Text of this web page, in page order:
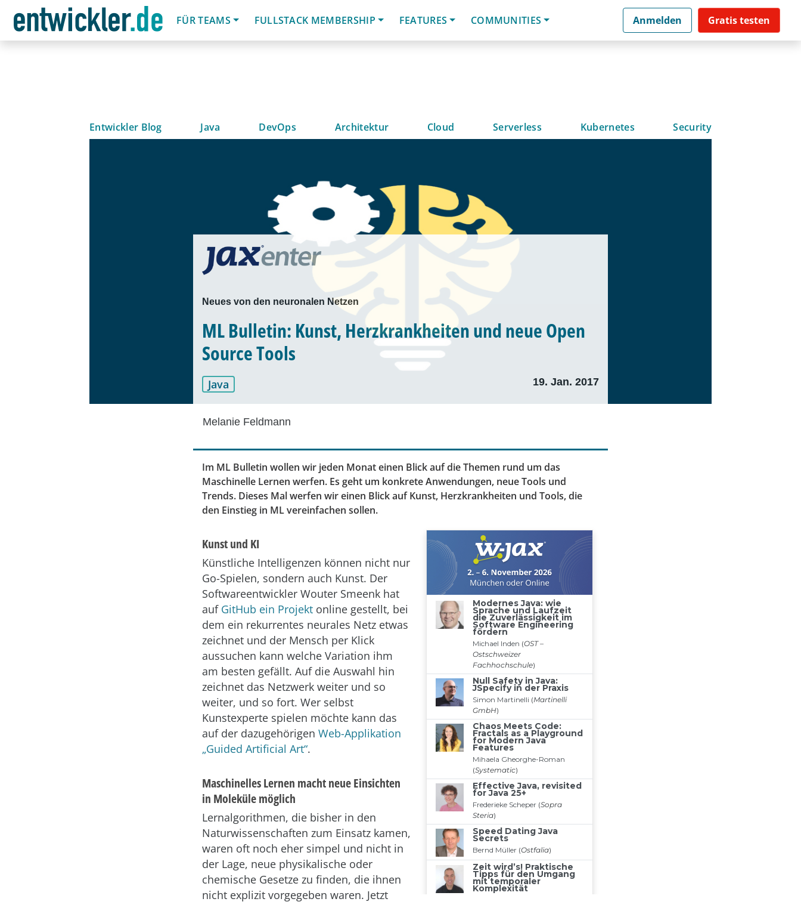
FÜR TEAMS
FULLSTACK MEMBERSHIP FEATURES COMMUNITIES Anmelden Gratis testen
Entwickler Blog Java DevOps Architektur Cloud Serverless Kubernetes Security
Neues von den neuronalen Netzen
ML Bulletin: Kunst, Herzkrankheiten und neue Open
Source Tools
Java 19. Jan. 2017
Melanie Feldmann
Im ML Bulletin wollen wir jeden Monat einen Blick auf die Themen rund um das
Maschinelle Lernen werfen. Es geht um konkrete Anwendungen, neue Tools und
Trends. Dieses Mal werfen wir einen Blick auf Kunst, Herzkrankheiten und Tools, die
den Einstieg in ML vereinfachen sollen.
Kunst und KI
Künstliche Intelligenzen können nicht nur
Go-Spielen, sondern auch Kunst. Der
Softwareentwickler Wouter Smeenk hat
auf GitHub ein Projekt online gestellt, bei
dem ein rekurrentes neurales Netz etwas
zeichnet und der Mensch per Klick
aussuchen kann welche Variation ihm
am besten gefällt. Auf die Auswahl hin
zeichnet das Netzwerk weiter und so
weiter, und so fort. Wer selbst
Kunstexperte spielen möchte kann das
auf der dazugehörigen Web-Applikation
„Guided Artificial Art“.
Maschinelles Lernen macht neue Einsichten
in Moleküle möglich
Lernalgorithmen, die bisher in den
Naturwissenschaften zum Einsatz kamen,
waren oft noch eher simpel und nicht in
der Lage, neue physikalische oder
chemische Gesetze zu finden, die ihnen
nicht explizit vorgegeben waren. Jetzt